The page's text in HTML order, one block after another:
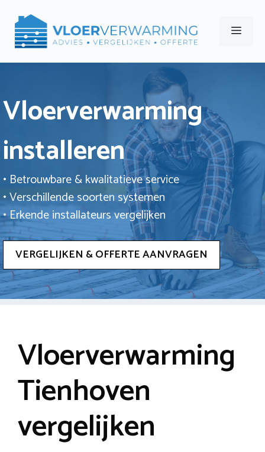
naar
Menu
Vloerverwarming
installeren
• Betrouwbare & kwalitatieve service
• Verschillende soorten systemen
• Erkende installateurs vergelijken
VERGELIJKEN & OFFERTE AANVRAGEN
Vloerverwarming
Tienhoven
vergelijken